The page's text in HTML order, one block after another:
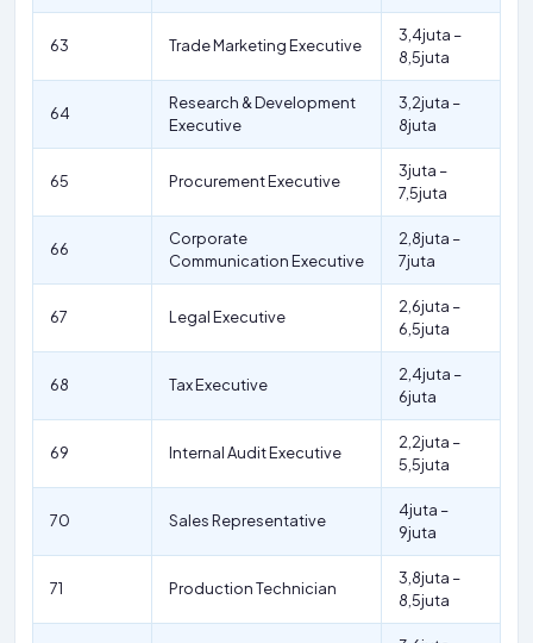
63 Trade Marketing Executive
3,4juta –
8,5juta
64
Research & Development
Executive
3,2juta –
8juta
65 Procurement Executive
3juta –
7,5juta
66
Corporate
Communication Executive
2,8juta –
7juta
67 Legal Executive
2,6juta –
6,5juta
68 Tax Executive
2,4juta –
6juta
69 Internal Audit Executive
2,2juta –
5,5juta
70 Sales Representative
4juta –
9juta
71 Production Technician
3,8juta –
8,5juta